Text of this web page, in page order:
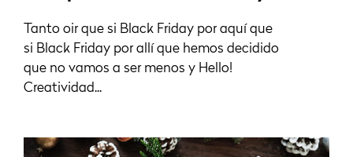
Tanto oir que si Black Friday por aquí que
si Black Friday por allí que hemos decidido
que no vamos a ser menos y Hello!
Creatividad...